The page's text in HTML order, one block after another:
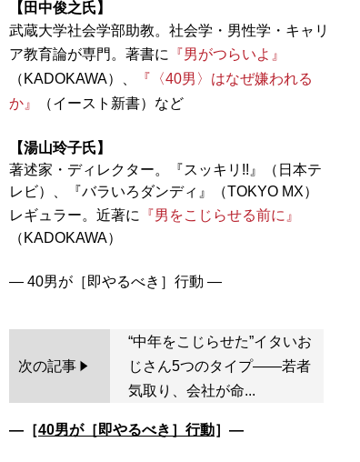
【田中俊之氏】
武蔵大学社会学部助教。社会学・男性学・キャリ
ア教育論が専門。著書に
『男がつらいよ』
（KADOKAWA）、
『〈40男〉はなぜ嫌われる
か』
（イースト新書）など
【湯山玲子氏】
著述家・ディレクター。『スッキリ!!』（日本テ
レビ）、『バラいろダンディ』（TOKYO MX）
レギュラー。近著に
『男をこじらせる前に』
（KADOKAWA）
次の記事
“中年をこじらせた”イタいお
じさん5つのタイプ――若者
気取り、会社が命...
―［40男が［即やるべき］行動］―